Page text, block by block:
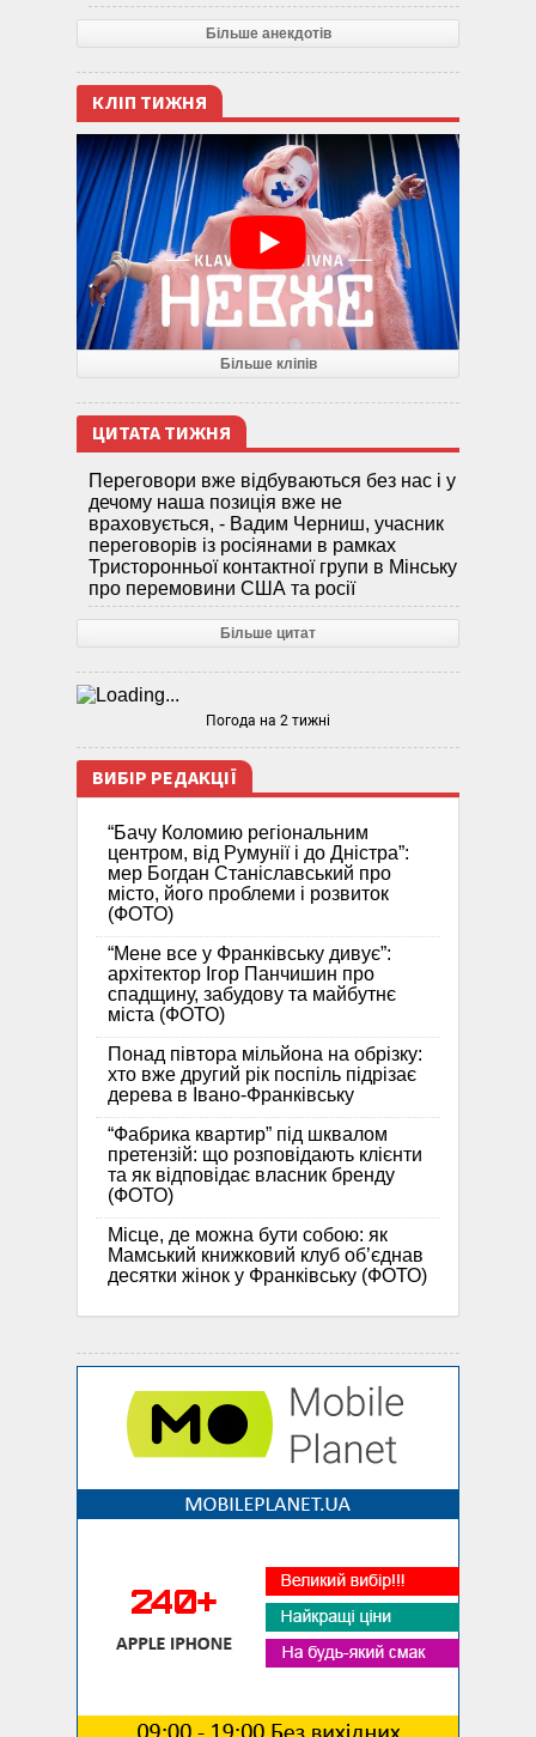
Більше анекдотів
КЛІП ТИЖНЯ
Більше кліпів
ЦИТАТА ТИЖНЯ
Переговори вже відбуваються без нас і у
дечому наша позиція вже не
враховується, - Вадим Черниш, учасник
переговорів із росіянами в рамках
Тристоронньої контактної групи в Мінську
про перемовини США та росії
Більше цитат
Погода на 2 тижні
ВИБІР РЕДАКЦІЇ
“Бачу Коломию регіональним
центром, від Румунії і до Дністра”:
мер Богдан Станіславський про
місто, його проблеми і розвиток
(ФОТО)
“Мене все у Франківську дивує”:
архітектор Ігор Панчишин про
спадщину, забудову та майбутнє
міста (ФОТО)
Понад півтора мільйона на обрізку:
хто вже другий рік поспіль підрізає
дерева в Івано-Франківську
“Фабрика квартир” під шквалом
претензій: що розповідають клієнти
та як відповідає власник бренду
(ФОТО)
Місце, де можна бути собою: як
Мамський книжковий клуб об’єднав
десятки жінок у Франківську (ФОТО)